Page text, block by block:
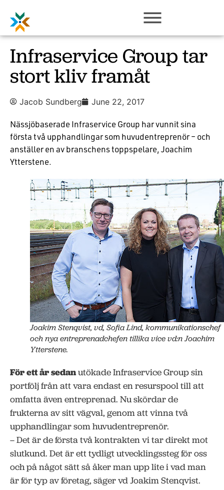
Infraservice Group tar
stort kliv framåt
Jacob Sundberg June 22, 2017
Nässjöbaserade Infraservice Group har vunnit sina
första två upphandlingar som huvudentreprenör – och
anställer en av branschens toppspelare, Joachim
Ytterstene.
Joakim Stenqvist, vd, Sofia Lind, kommunikationschef
och nya entreprenadchefen tillika vice vd:n Joachim
Ytterstene.
För ett år sedanutökade Infraservice Group sin
portfölj från att vara endast en resurspool till att
omfatta även entreprenad. Nu skördar de
frukterna av sitt vägval, genom att vinna två
upphandlingar som huvudentreprenör.
– Det är de första två kontrakten vi tar direkt mot
slutkund. Det är ett tydligt utvecklingssteg för oss
och på något sätt så åker man upp lite i vad man
är för typ av företag, säger vd Joakim Stenqvist.